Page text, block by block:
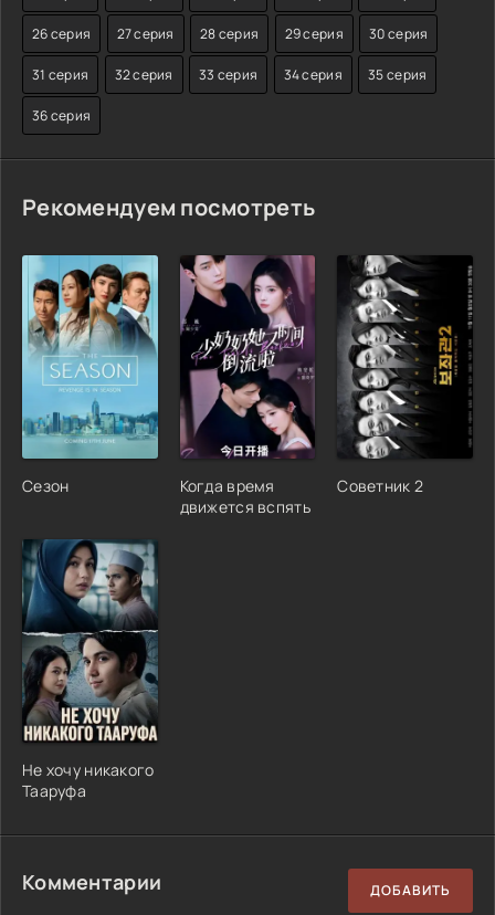
26 серия 27 серия 28 серия 29 серия 30 серия
31 серия 32 серия 33 серия 34 серия 35 серия
36 серия
Рекомендуем посмотреть
Сезон
Когда время
движется вспять
Советник 2
Не хочу никакого
Тааруфа
Комментарии ДОБАВИТЬ